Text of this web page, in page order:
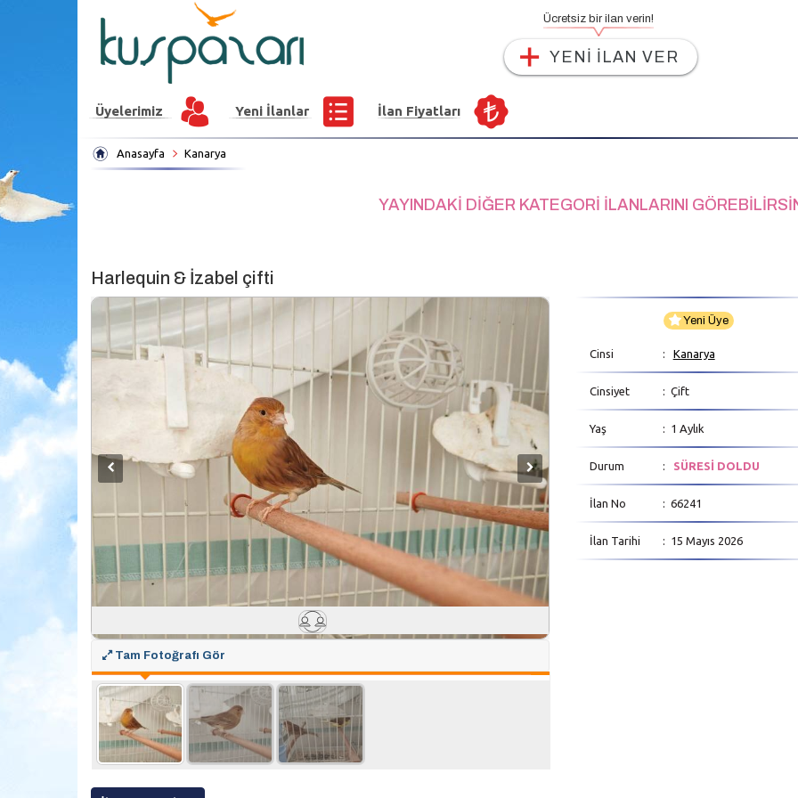
Ücretsiz bir ilan verin!
YENİ İLAN VER
Üyelerimiz Yeni İlanlar İlan Fiyatları
Anasayfa Kanarya
YAYINDAKİ DİĞER KATEGORİ İLANLARINI
Harlequin & İzabel çifti
Tam Fotoğrafı Gör
Yeni Üye
Cinsi : Kanarya
Cinsiyet : Çift
Yaş : 1 Aylık
Durum : SÜRESİ DOLDU
İlan No : 66241
İlan Tarihi : 15 Mayıs 2026